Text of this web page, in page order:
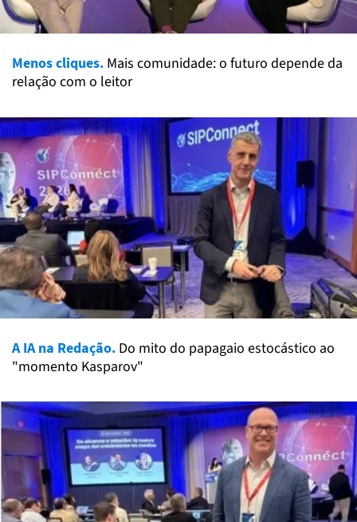
Menos cliques. Mais comunidade: o futuro depende da
relação com o leitor
A IA na Redação. Do mito do papagaio estocástico ao
"momento Kasparov"